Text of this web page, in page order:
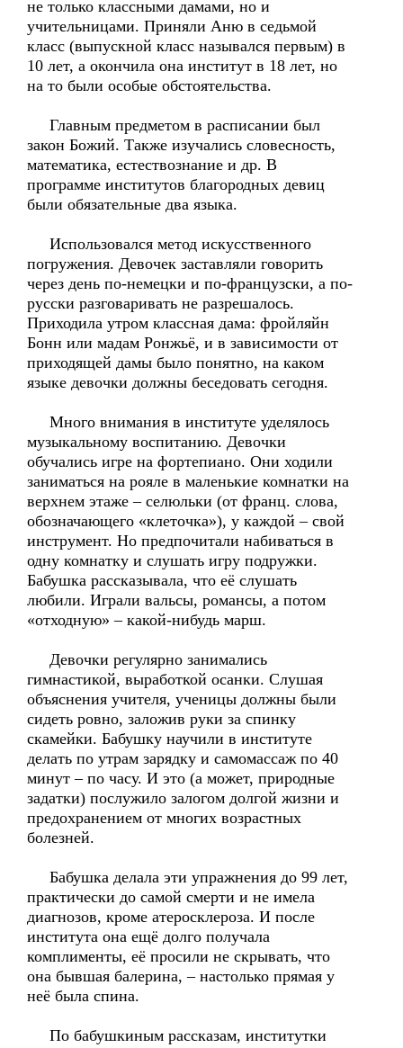
не только классными дамами, но и
учительницами. Приняли Аню в седьмой
класс (выпускной класс назывался первым) в
10 лет, а окончила она институт в 18 лет, но
на то были особые обстоятельства.
Главным предметом в расписании был
закон Божий. Также изучались словесность,
математика, естествознание и др. В
программе институтов благородных девиц
были обязательные два языка.
Использовался метод искусственного
погружения. Девочек заставляли говорить
через день по-немецки и по-французски, а по-
русски разговаривать не разрешалось.
Приходила утром классная дама: фройляйн
Бонн или мадам Ронжьё, и в зависимости от
приходящей дамы было понятно, на каком
языке девочки должны беседовать сегодня.
Много внимания в институте уделялось
музыкальному воспитанию. Девочки
обучались игре на фортепиано. Они ходили
заниматься на рояле в маленькие комнатки на
верхнем этаже – селюльки (от франц. слова,
обозначающего «клеточка»), у каждой – свой
инструмент. Но предпочитали набиваться в
одну комнатку и слушать игру подружки.
Бабушка рассказывала, что её слушать
любили. Играли вальсы, романсы, а потом
«отходную» – какой-нибудь марш.
Девочки регулярно занимались
гимнастикой, выработкой осанки. Слушая
объяснения учителя, ученицы должны были
сидеть ровно, заложив руки за спинку
скамейки. Бабушку научили в институте
делать по утрам зарядку и самомассаж по 40
минут – по часу. И это (а может, природные
задатки) послужило залогом долгой жизни и
предохранением от многих возрастных
болезней.
Бабушка делала эти упражнения до 99 лет,
практически до самой смерти и не имела
диагнозов, кроме атеросклероза. И после
института она ещё долго получала
комплименты, её просили не скрывать, что
она бывшая балерина, – настолько прямая у
неё была спина.
По бабушкиным рассказам, институтки